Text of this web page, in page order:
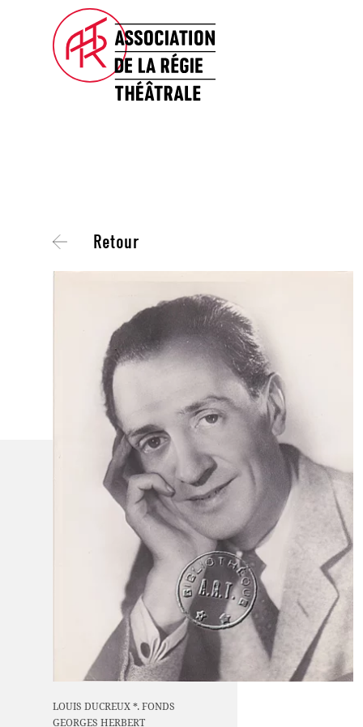
Retour
LOUIS DUCREUX *. FONDS
GEORGES HERBERT